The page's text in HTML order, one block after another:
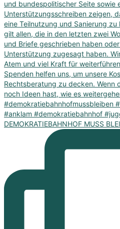
DEMOKRATIEBAHNHOF MUSS